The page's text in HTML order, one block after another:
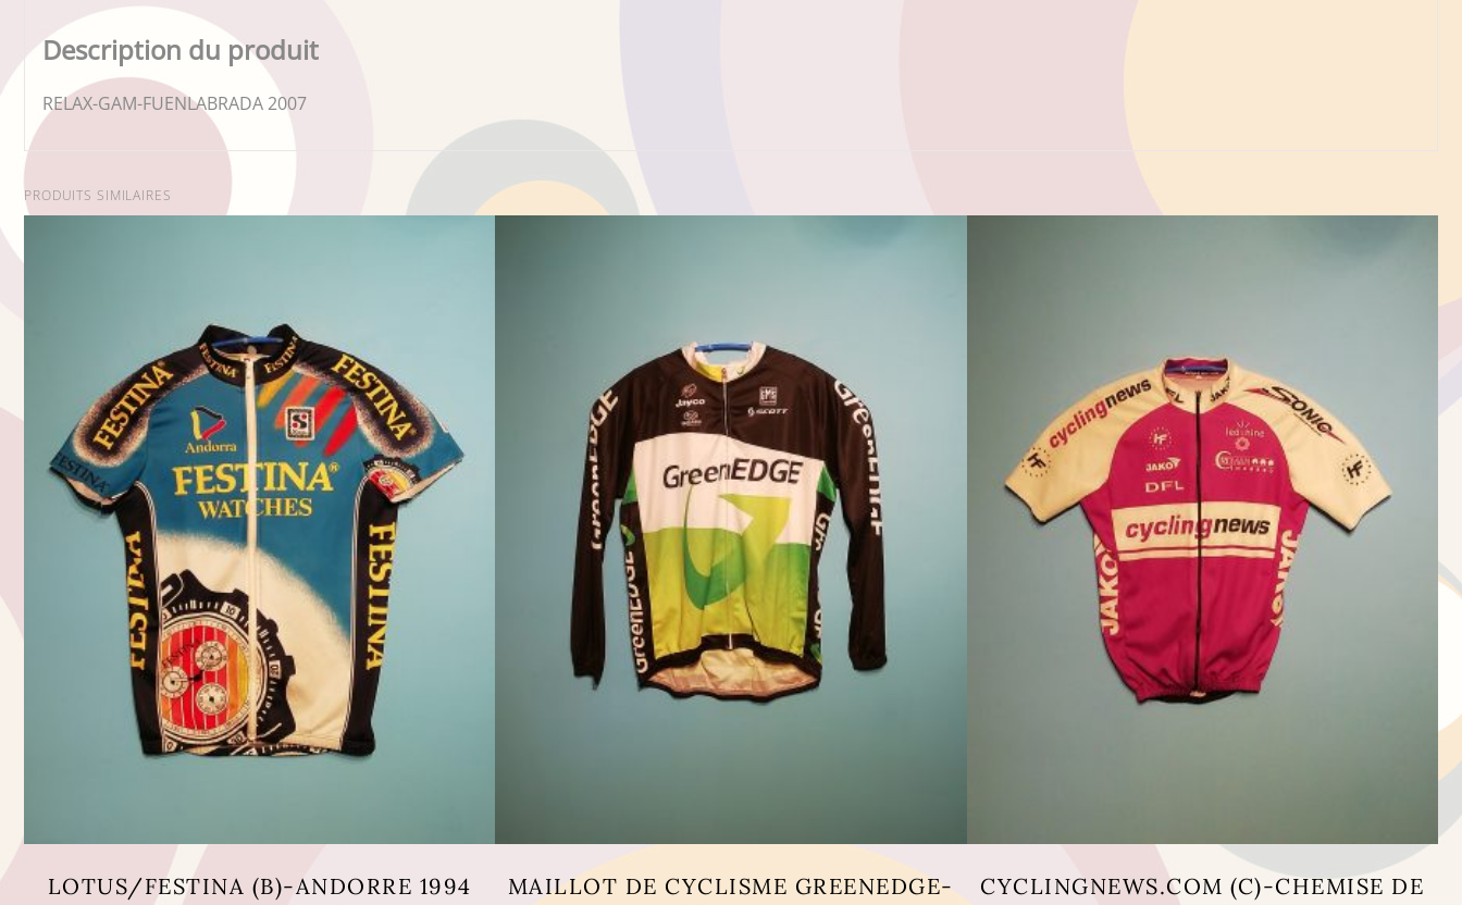
Description du produit
RELAX-GAM-FUENLABRADA 2007
PRODUITS SIMILAIRES
LOTUS/FESTINA (B)-ANDORRE 1994
MAILLOT DE CYCLISME GREENEDGE-
CYCLINGNEWS.COM (C)-CHEMISE DE